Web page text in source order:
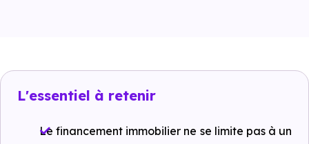
Actualités
L'essentiel à retenir
Le financement immobilier ne se limite pas à un